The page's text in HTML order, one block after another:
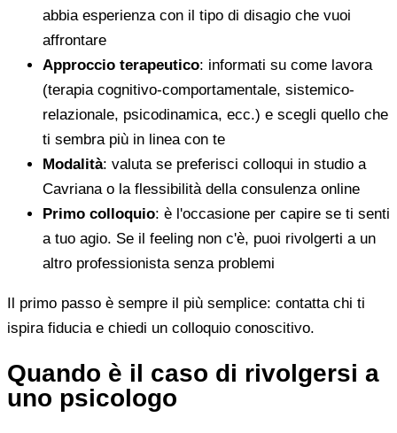
abbia esperienza con il tipo di disagio che vuoi
affrontare
Approccio terapeutico: informati su come lavora
(terapia cognitivo-comportamentale, sistemico-
relazionale, psicodinamica, ecc.) e scegli quello che
ti sembra più in linea con te
Modalità: valuta se preferisci colloqui in studio a
Cavriana o la flessibilità della consulenza online
Primo colloquio: è l'occasione per capire se ti senti
a tuo agio. Se il feeling non c'è, puoi rivolgerti a un
altro professionista senza problemi
Il primo passo è sempre il più semplice: contatta chi ti
ispira fiducia e chiedi un colloquio conoscitivo.
Quando è il caso di rivolgersi a
uno psicologo